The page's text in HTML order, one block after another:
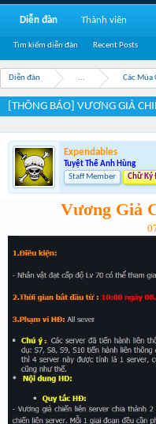
Diễn đàn ... Các Mùa
[THÔNG BÁO] VƯƠNG GIẢ
Expendables
Tuyệt Thế Anh Hùng
Staff Member
Chữ Ký
Vương Giả
Diễn đàn
Tìm kiếm diễn đàn Recent Posts
Thành viên